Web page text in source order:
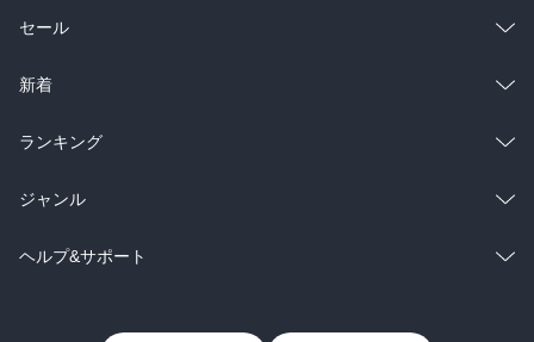
総合
ラノベ
雑誌・グラビア
BL・TL
セール
総合
ラノベ
雑誌・グラビア
BL・TL
新着
総合
ラノベ
雑誌・グラビア
ランキング
総合
ラノベ
ジャンル
コミック
ヘルプ&サポート